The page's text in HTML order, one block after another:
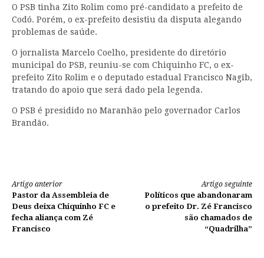
O PSB tinha Zito Rolim como pré-candidato a prefeito de
Codó. Porém, o ex-prefeito desistiu da disputa alegando
problemas de saúde.
O jornalista Marcelo Coelho, presidente do diretório
municipal do PSB, reuniu-se com Chiquinho FC, o ex-
prefeito Zito Rolim e o deputado estadual Francisco Nagib,
tratando do apoio que será dado pela legenda.
O PSB é presidido no Maranhão pelo governador Carlos
Brandão.
Continue
lendo
Artigo anterior
Pastor da Assembleia de
Deus deixa Chiquinho FC e
fecha aliança com Zé
Francisco
Artigo seguinte
Políticos que abandonaram
o prefeito Dr. Zé Francisco
são chamados de
“Quadrilha”